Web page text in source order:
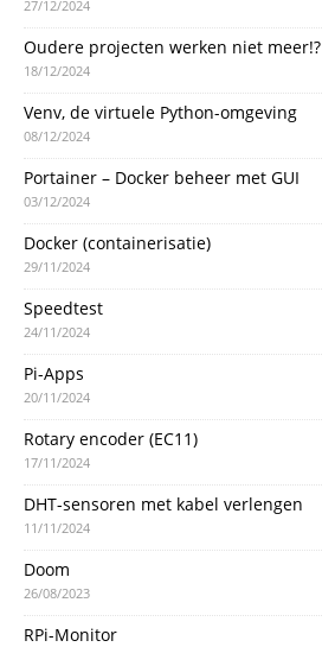
27/12/2024
Oudere projecten werken niet meer!?
18/12/2024
Venv, de virtuele Python-omgeving
08/12/2024
Portainer – Docker beheer met GUI
03/12/2024
Docker (containerisatie)
29/11/2024
Speedtest
24/11/2024
Pi-Apps
20/11/2024
Rotary encoder (EC11)
17/11/2024
DHT-sensoren met kabel verlengen
11/11/2024
Doom
26/08/2023
RPi-Monitor